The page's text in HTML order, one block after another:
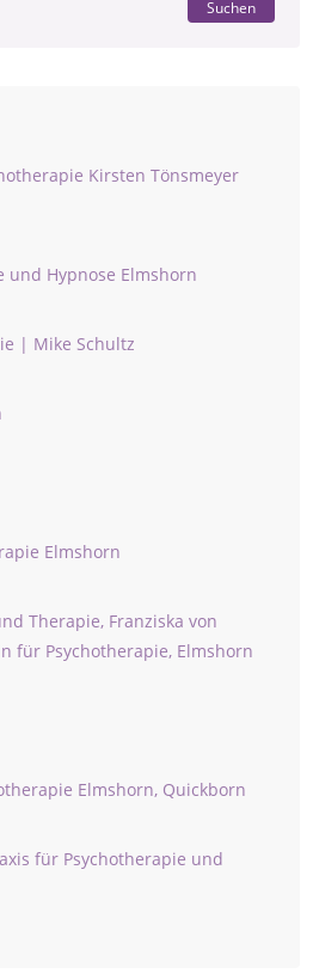
Suchen
Kirsten Tönsmeyer
und Hypnose Elmshorn
| Mike Schultz
Elmshorn
Therapie, Franziska von
für Psychotherapie, Elmshorn
Elmshorn, Quickborn
für Psychotherapie und